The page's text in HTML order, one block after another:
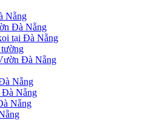
Nẵng
Đà Nẵng
tại Đà Nẵng
Đà Nẵng
Nẵng
Đà Nẵng
Nẵng